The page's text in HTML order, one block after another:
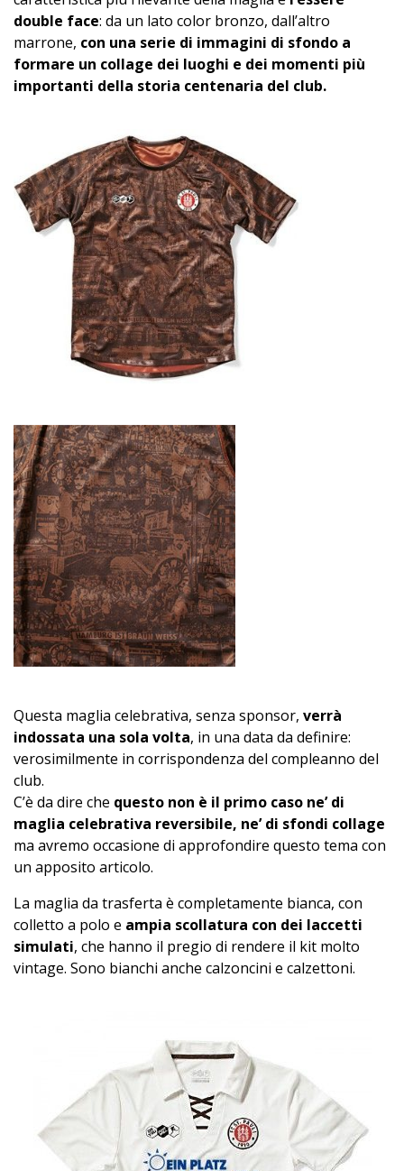
double face: da un lato color bronzo, dall’altro
marrone, con una serie di immagini di sfondo a
formare un collage dei luoghi e dei momenti più
importanti della storia centenaria del club.
Questa maglia celebrativa, senza sponsor, verrà
indossata una sola volta, in una data da definire:
verosimilmente in corrispondenza del compleanno del
club.
C’è da dire che questo non è il primo caso ne’ di
maglia celebrativa reversibile, ne’ di sfondi collage
ma avremo occasione di approfondire questo tema con
un apposito articolo.
La maglia da trasferta è completamente bianca, con
colletto a polo e ampia scollatura con dei laccetti
simulati, che hanno il pregio di rendere il kit molto
vintage. Sono bianchi anche calzoncini e calzettoni.